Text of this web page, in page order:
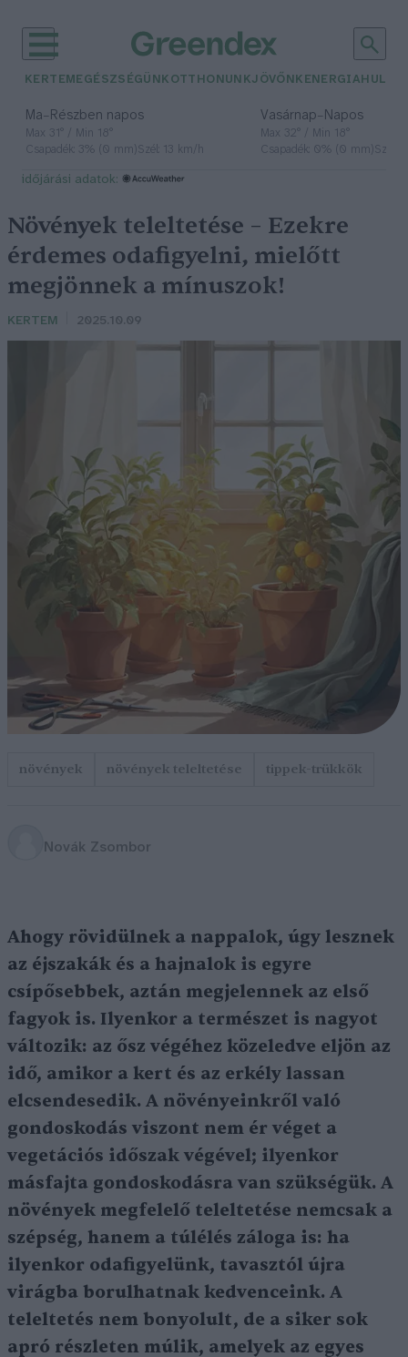
KERTEM EGÉSZSÉGÜNK OTTHONUNKJÖVŐNK ENERGIA
Ma– Részben napos
Max 31° / Min 18°
Csapadék: 3% (0 mm)Szél: 13 km/h
Vasárnap– Napos
Max 32° / Min 18°
Csapadék: 0% (0 mm)Szél:
időjárási adatok:
Növények teleltetése – Ezekre
érdemes odafigyelni, mielőtt
megjönnek a mínuszok!
KERTEM 2025.10.09
növények növények teleltetése tippek-trükkök
Novák Zsombor
Ahogy rövidülnek a nappalok, úgy lesznek
az éjszakák és a hajnalok is egyre
csípősebbek, aztán megjelennek az első
fagyok is. Ilyenkor a természet is nagyot
változik: az ősz végéhez közeledve eljön az
idő, amikor a kert és az erkély lassan
elcsendesedik. A növényeinkről való
gondoskodás viszont nem ér véget a
vegetációs időszak végével; ilyenkor
másfajta gondoskodásra van szükségük. A
növények megfelelő teleltetése nemcsak a
szépség, hanem a túlélés záloga is: ha
ilyenkor odafigyelünk, tavasztól újra
virágba borulhatnak kedvenceink. A
teleltetés nem bonyolult, de a siker sok
apró részleten múlik, amelyek az egyes